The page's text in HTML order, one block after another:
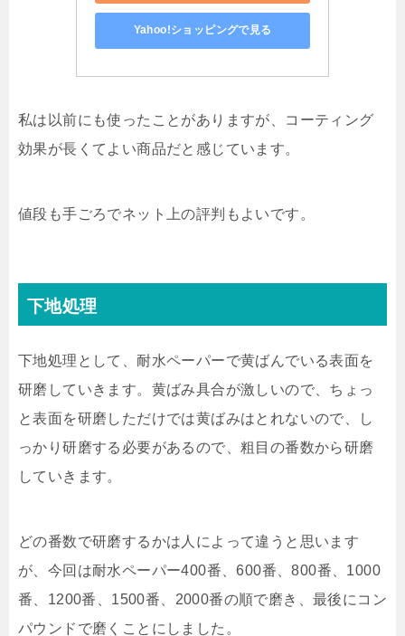
Yahoo!ショッピングで見る
私は以前にも使ったことがありますが、コーティング
効果が長くてよい商品だと感じています。
値段も手ごろでネット上の評判もよいです。
下地処理
下地処理として、耐水ペーパーで黄ばんでいる表面を
研磨していきます。黄ばみ具合が激しいので、ちょっ
と表面を研磨しただけでは黄ばみはとれないので、し
っかり研磨する必要があるので、粗目の番数から研磨
していきます。
どの番数で研磨するかは人によって違うと思います
が、今回は耐水ペーパー400番、600番、800番、1000
番、1200番、1500番、2000番の順で磨き、最後にコン
パウンドで磨くことにしました。